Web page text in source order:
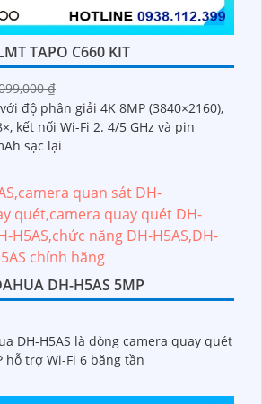
TAPO C660 KIT
₫
độ phân giải 4K 8MP (3840×2160),
kết nối Wi-Fi 2. 4/5 GHz và pin
sạc lại
DH-H5AS 5MP
DH-H5AS là dòng camera quay quét
hỗ trợ Wi-Fi 6 băng tần